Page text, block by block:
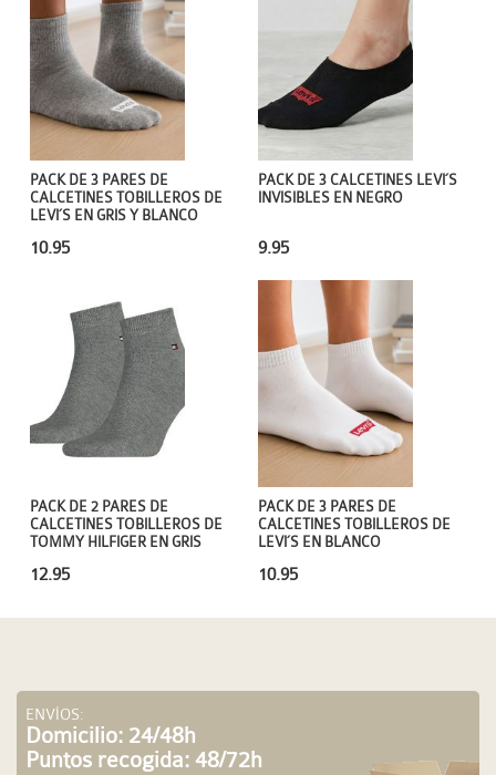
PACK DE 3 CALCETINES LEVI´S
INVISIBLES EN NEGRO
9.95
PACK DE 3 PARES DE
CALCETINES TOBILLEROS DE
LEVI´S EN GRIS Y BLANCO
10.95
PACK DE 3 PARES DE
CALCETINES TOBILLEROS DE
LEVI´S EN BLANCO
10.95
PACK DE 2 PARES DE
CALCETINES TOBILLEROS DE
TOMMY HILFIGER EN GRIS
12.95
ENVÍOS:
Domicilio: 24/48h
Puntos recogida: 48/72h